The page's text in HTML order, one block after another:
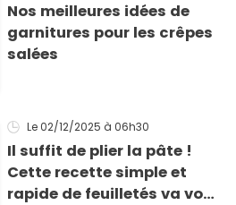
Nos meilleures idées de
garnitures pour les crêpes
salées
Le 02/12/2025 à 06h30
Il suffit de plier la pâte !
Cette recette simple et
rapide de feuilletés va vous